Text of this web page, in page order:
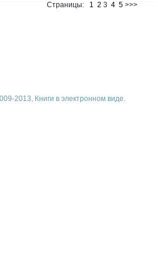
Страницы:
1 2 3 4 5 >>>
2013, Книги в электронном виде.